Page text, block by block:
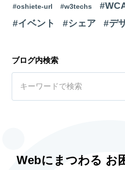
#oshiete-url #w3techs
#イベント
#シェア #デ
ブログ内検索
Webにまつわる お